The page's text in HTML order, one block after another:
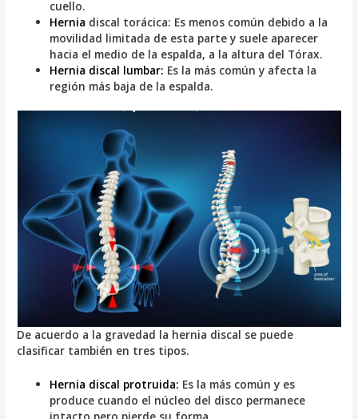
cuello.
Hernia discal torácica: Es menos común debido a la
movilidad limitada de esta parte y suele aparecer
hacia el medio de la espalda, a la altura del Tórax.
Hernia discal lumbar: Es la más común y afecta la
región más baja de la espalda.
De acuerdo a la gravedad la hernia discal se puede
clasificar también en tres tipos.
Hernia discal protruida: Es la más común y es
produce cuando el núcleo del disco permanece